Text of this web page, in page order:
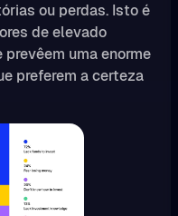
ou perdas. Isto é
de elevado
uma enorme
preferem a certeza